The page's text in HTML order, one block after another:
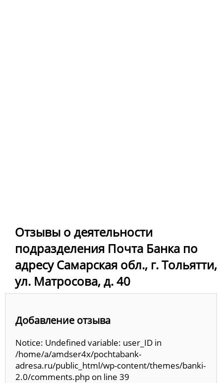
Отзывы о деятельности
подразделения Почта Банка по
адресу Самарская обл., г. Тольятти,
ул. Матросова, д. 40
Добавление отзыва
Notice: Undefined variable: user_ID in
/home/a/amdser4x/pochtabank-
adresa.ru/public_html/wp-content/themes/banki-
2.0/comments.php on line 39